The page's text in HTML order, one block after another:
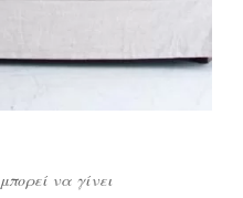
μπορεί να γίνει